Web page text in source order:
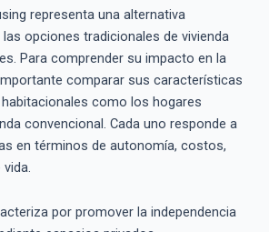
representa una alternativa
opciones tradicionales de vivienda
Para comprender su impacto en la
comparar sus características
como los hogares
convencional. Cada uno responde a
en términos de autonomía, costos,
por promover la independencia